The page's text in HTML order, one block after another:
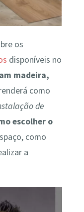
os
disponíveis no
madeira,
como
de
escolher o
como
a